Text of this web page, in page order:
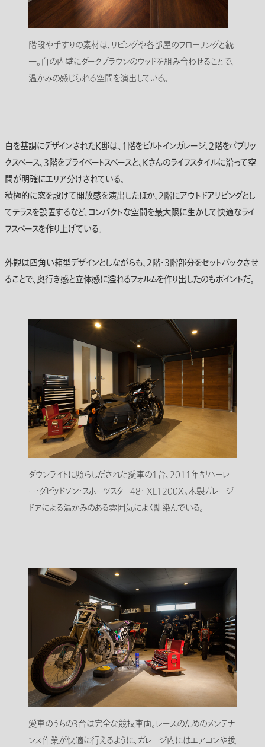
階段や手すりの素材は、リビングや各部屋のフローリングと統
一。白の内壁にダークブラウンのウッドを組み合わせることで、
温かみの感じられる空間を演出している。
白を基調にデザインされたK邸は、1階をビルトインガレージ、2階をパブリッ
クスペース、3階をプライベートスペースと、Kさんのライフスタイルに沿って空
間が明確にエリア分けされている。
積極的に窓を設けて開放感を演出したほか、2階にアウトドアリビングとし
てテラスを設置するなど、コンパクトな空間を最大限に生かして快適なライ
フスペースを作り上げている。
外観は四角い箱型デザインとしながらも、2階・3階部分をセットバックさせ
ることで、奥行き感と立体感に溢れるフォルムを作り出したのもポイントだ。
ダウンライトに照らしだされた愛車の1台、2011年型ハーレ
ー・ダビッドソン・スポーツスター48・ XL1200X。木製ガレージ
ドアによる温かみのある雰囲気によく馴染んでいる。
愛車のうちの3台は完全な競技車両。レースのためのメンテナ
ンス作業が快適に行えるように、ガレージ内にはエアコンや換